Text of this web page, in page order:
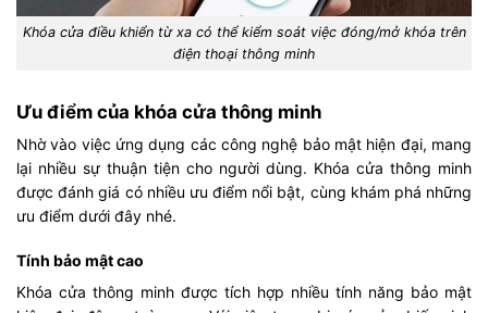
Khóa cửa điều khiển từ xa có thể kiểm soát việc đóng/mở khóa trên
điện thoại thông minh
Ưu điểm của khóa cửa thông minh
Nhờ vào việc ứng dụng các công nghệ bảo mật hiện đại, mang
lại nhiều sự thuận tiện cho người dùng. Khóa cửa thông minh
được đánh giá có nhiều ưu điểm nổi bật, cùng khám phá những
ưu điểm dưới đây nhé.
Tính bảo mật cao
Khóa cửa thông minh được tích hợp nhiều tính năng bảo mật